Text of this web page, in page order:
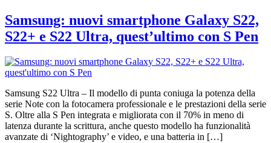
Samsung: nuovi smartphone Galaxy S22,
S22+ e S22 Ultra, quest’ultimo con S Pen
Samsung S22 Ultra – Il modello di punta coniuga la potenza della
serie Note con la fotocamera professionale e le prestazioni della serie
S. Oltre alla S Pen integrata e migliorata con il 70% in meno di
latenza durante la scrittura, anche questo modello ha funzionalità
avanzate di ‘Nightography’ e video, e una batteria in […]